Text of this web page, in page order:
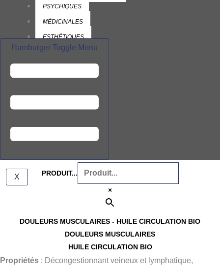
PSYCHIQUES
MÉDICINALES
ESTHÉTIQUES
BIBLIO
GUIDE DES HUILES
VÉGÉTALES
À PROPOS
CONTACT
PANIER
X
Hamburger Toggle Menu
PRODUIT...
×
DOULEURS MUSCULAIRES - HUILE CIRCULATION BIO
DOULEURS MUSCULAIRES
HUILE CIRCULATION BIO
Propriétés : Décongestionnant veineux et lymphatique,
quantité
Circulation